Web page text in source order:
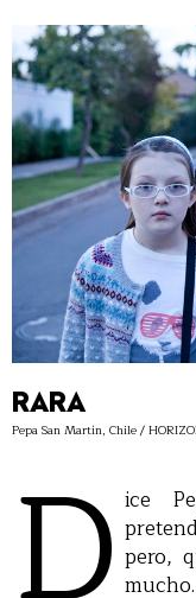
RARA
Pepa San Martín, Chile /
ice
pero,